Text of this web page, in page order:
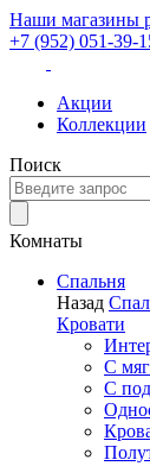
Наши магазины
+7 (952) 051-39-
Акции
Коллекции
Поиск
Комнаты
Спальня
Назад
Кровати
С
С